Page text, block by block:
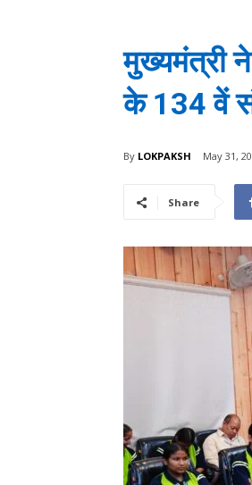
मुख्यमंत्री
के 134 वें
By LOKPAKSH May 31,
Share